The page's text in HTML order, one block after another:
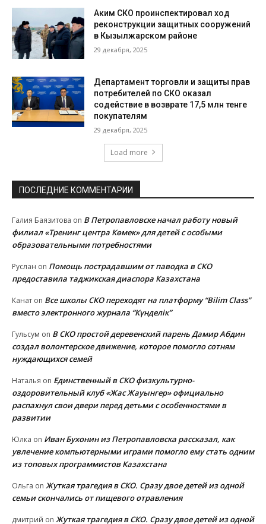
Аким СКО проинспектировал ход
реконструкции защитных сооружений
в Кызылжарском районе
29 декабря, 2025
Департамент торговли и защиты прав
потребителей по СКО оказал
содействие в возврате 17,5 млн тенге
покупателям
29 декабря, 2025
Load more
ПОСЛЕДНИЕ КОММЕНТАРИИ
Галия Баязитова on В Петропавловске начал работу новый
филиал «Тренинг центра Көмек» для детей с особыми
образовательными потребностями
Руслан on Помощь пострадавшим от паводка в СКО
предоставила таджикская диаспора Казахстана
Канат on Все школы СКО переходят на платформу “Bilim Class”
вместо электронного журнала “Күнделік”
Гульсум on В СКО простой деревенский парень Дамир Абдин
создал волонтерское движение, которое помогло сотням
нуждающихся семей
Наталья on Единственный в СКО физкультурно-
оздоровительный клуб «Жас Жауынгер» официально
распахнул свои двери перед детьми с особенностями в
развитии
Юлка on Иван Бухонин из Петропавловска рассказал, как
увлечение компьютерными играми помогло ему стать одним
из топовых программистов Казахстана
Ольга on Жуткая трагедия в СКО. Сразу двое детей из одной
семьи скончались от пищевого отравления
дмитрий on Жуткая трагедия в СКО. Сразу двое детей из одной